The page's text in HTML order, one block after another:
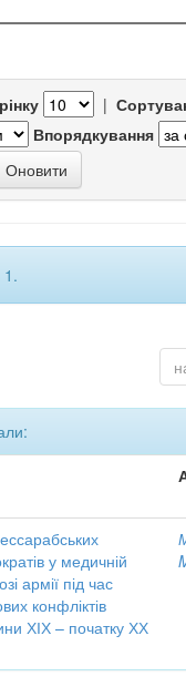
|
Впорядкування
1.
у медичній
армії під час
конфліктів
ХІХ – початку ХХ